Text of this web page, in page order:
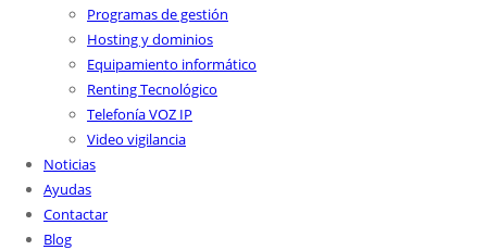
Programas de gestión
Hosting y dominios
Equipamiento informático
Renting Tecnológico
Telefonía VOZ IP
Video vigilancia
Noticias
Ayudas
Contactar
Blog